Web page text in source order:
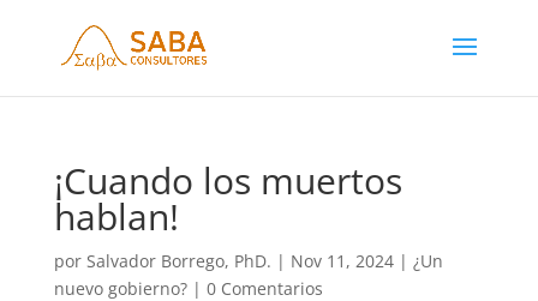
¡Cuando los muertos
hablan!
por Salvador Borrego, PhD. | Nov 11, 2024| ¿Un
nuevo gobierno?| 0 Comentarios